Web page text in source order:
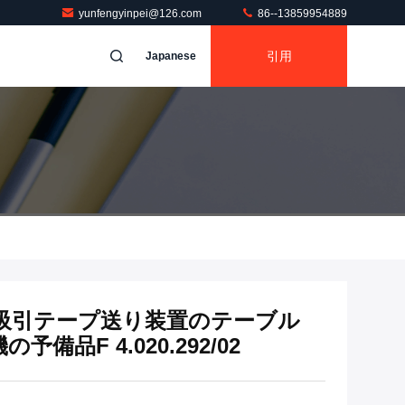
yunfengyinpei@126.com 86--13859954889
Japanese 引用
引テープ送り装置のテーブル
予備品F 4.020.292/02